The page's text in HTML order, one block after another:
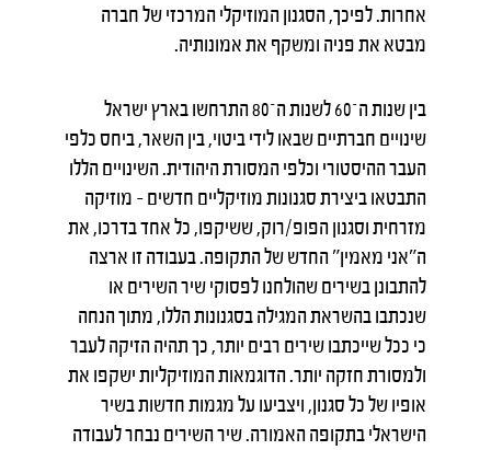
אחרות. לפיכך, הסגנון המוזיקלי המרכזי של חברה
מבטא את פניה ומשקף את אמונותיה.
בין שנות ה־60 לשנות ה־80 התרחשו בארץ ישראל
שינויים חברתיים שבאו לידי ביטוי, בין השאר, ביחס כלפי
העבר ההיסטורי וכלפי המסורת היהודית. השינויים הללו
התבטאו ביצירת סגנונות מוזיקליים חדשים – מוזיקה
מזרחית וסגנון הפופ/רוק, ששיקפו, כל אחד בדרכו, את
ה"אני מאמין" החדש של התקופה. בעבודה זו ארצה
להתבונן בשירים שהולחנו לפסוקי שיר השירים או
שנכתבו בהשראת המגילה בסגנונות הללו, מתוך הנחה
כי ככל שייכתבו שירים רבים יותר, כך תהיה הזיקה לעבר
ולמסורת חזקה יותר. הדוגמאות המוזיקליות ישקפו את
אופיו של כל סגנון, ויצביעו על מגמות חדשות בשיר
הישראלי בתקופה האמורה. שיר השירים נבחר לעבודה